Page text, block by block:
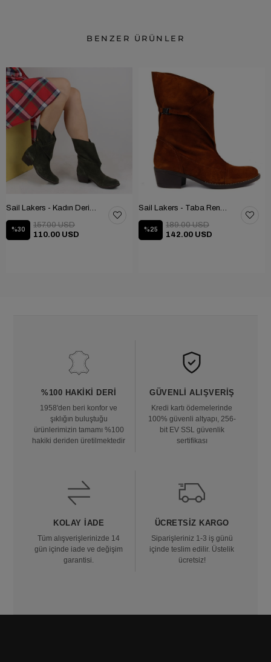
BENZER ÜRÜNLER
%30
110.00 USD
157.00 USD
%25
142.00 USD
189.00 USD
%100 HAKIKI DERI
1958'den beri konfor ve
şıklığın buluştuğu
ürünlerimizin tamamı %100
hakiki deriden üretilmektedir
GÜVENLI ALIŞVERIŞ
Kredi kartı ödemelerinde
100% güvenli altyapı, 256-
bit EV SSL güvenlik
sertifikası
KOLAY İADE
Tüm alışverişlerinizde 14
gün içinde iade ve değişim
garantisi.
ÜCRETSIZ KARGO
Siparişleriniz 1-3 iş günü
içinde teslim edilir. Üstelik
ücretsiz!